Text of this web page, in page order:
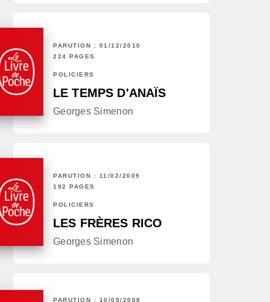
PARUTION : 01/12/2010
224 PAGES
POLICIERS
LE TEMPS D'ANAÏS
Georges Simenon
PARUTION : 11/02/2009
192 PAGES
POLICIERS
LES FRÈRES RICO
Georges Simenon
PARUTION : 10/09/2008